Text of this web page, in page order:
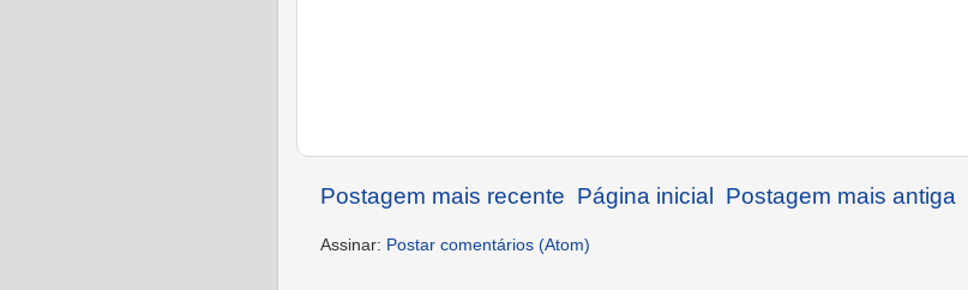
Postagem mais recente Postagem mais antiga
Página inicial
Assinar: Postar comentários (Atom)